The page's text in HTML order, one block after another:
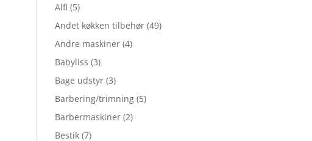
Alfi (5)
Andet køkken tilbehør (49)
Andre maskiner (4)
Babyliss (3)
Bage udstyr (3)
Barbering/trimning (5)
Barbermaskiner (2)
Bestik (7)